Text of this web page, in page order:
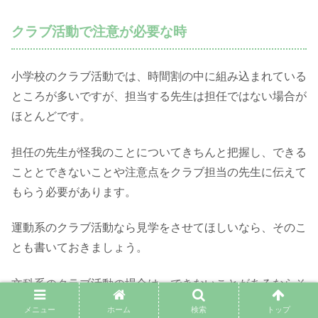
クラブ活動で注意が必要な時
小学校のクラブ活動では、時間割の中に組み込まれている
ところが多いですが、担当する先生は担任ではない場合が
ほとんどです。
担任の先生が怪我のことについてきちんと把握し、できる
こととできないことや注意点をクラブ担当の先生に伝えて
もらう必要があります。
運動系のクラブ活動なら見学をさせてほしいなら、そのこ
とも書いておきましょう。
文科系のクラブ活動の場合は、できないことがあるならそ
こをしっかりと伝えておいてもらうよう連絡帳に書いてお
メニュー ホーム 検索 トップ